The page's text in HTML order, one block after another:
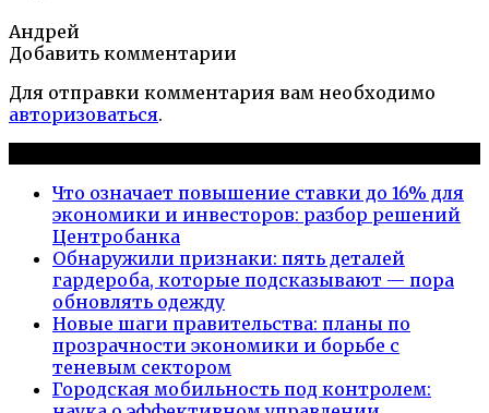
Андрей
Добавить комментарии
Для отправки комментария вам необходимо
авторизоваться.
Что означает повышение ставки до 16% для
экономики и инвесторов: разбор решений
Центробанка
Обнаружили признаки: пять деталей
гардероба, которые подсказывают — пора
обновлять одежду
Новые шаги правительства: планы по
прозрачности экономики и борьбе с
теневым сектором
Городская мобильность под контролем: